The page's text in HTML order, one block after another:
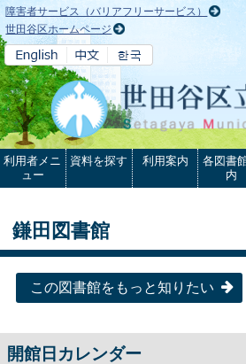
本文へ
障害者サービス（バリアフリーサービス）
世田谷区ホームページ
利用者メニ
ュー
資料を探す 利用案内
各図書
内
鎌田図書館
この図書館をもっと知りたい
開館日カレンダー